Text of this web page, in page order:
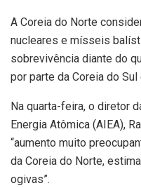
A Coreia do Norte
nucleares e mísseis
sobrevivência diante do
por parte da Coreia do
Na quarta-feira, o diretor
Energia Atômica (AIEA),
“aumento muito
da Coreia do Norte,
ogivas”.